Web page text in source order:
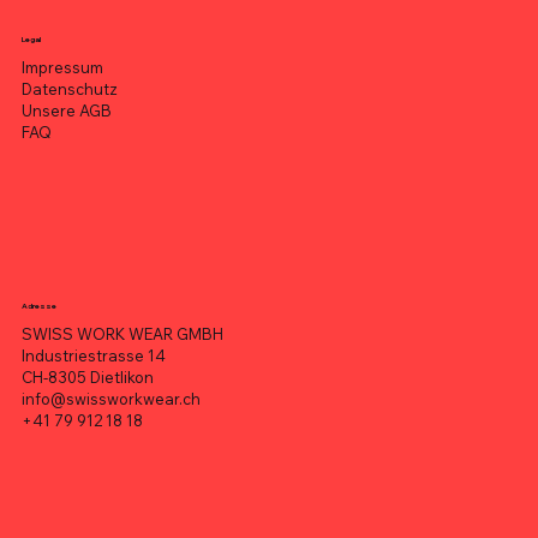
Legal
Impressum
Datenschutz
Unsere AGB
FAQ
Adresse
SWISS WORK WEAR GMBH
Industriestrasse 14
CH-8305 Dietlikon
info@swissworkwear.ch
+41 79 912 18 18